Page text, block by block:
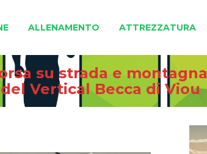
ALLENAMENTO ATTREZZATURA
su strada e montagna
Vertical Becca di Viou